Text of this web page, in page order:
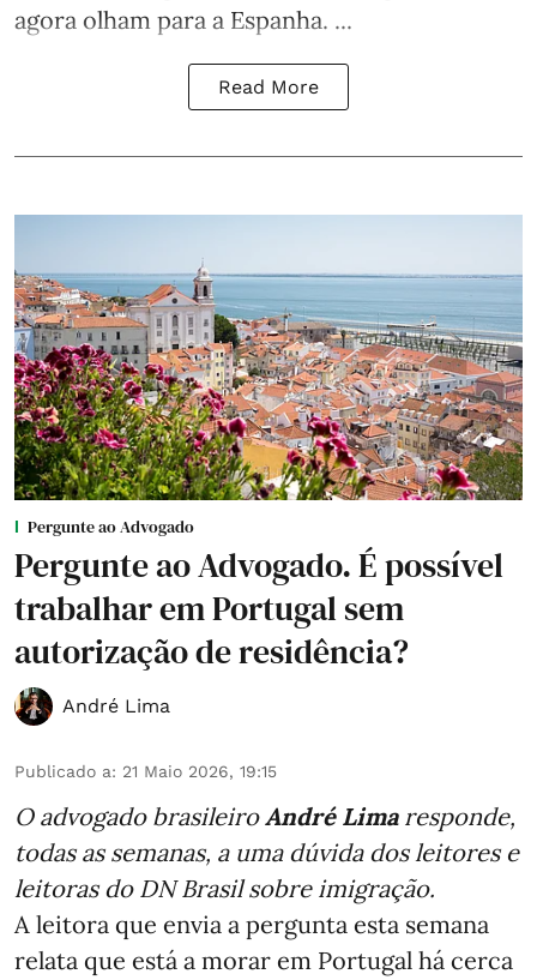
agora olham para a Espanha. ...
Read More
Pergunte ao Advogado
Pergunte ao Advogado. É possível
trabalhar em Portugal sem
autorização de residência?
André Lima
Publicado a: 21 Maio 2026, 19:15
O advogado brasileiroAndré Limaresponde,
todas as semanas, a uma dúvida dos leitores e
leitoras do DN Brasil sobre imigração.
A leitora que envia a pergunta esta semana
relata que está a morar em Portugal há cerca